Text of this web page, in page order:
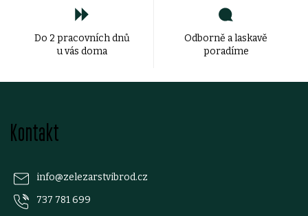
r
Do 2 pracovních dnů
u vás doma
Odborně a laskavě
poradíme
Kontakt
info@zelezarstvibrod.cz
737 781 699